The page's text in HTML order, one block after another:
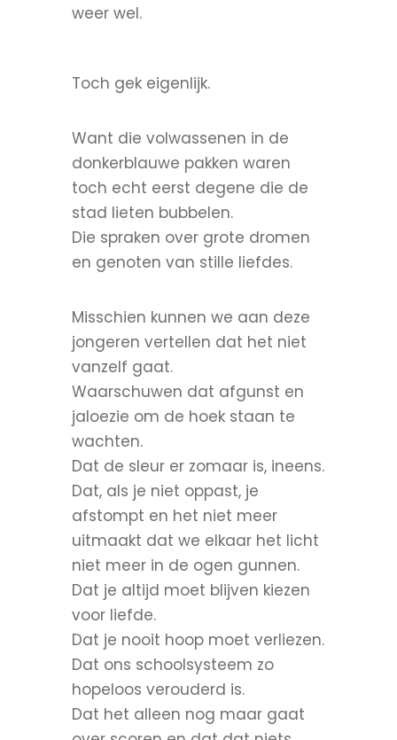
weer wel.
Toch gek eigenlijk.
Want die volwassenen in de
donkerblauwe pakken waren
toch echt eerst degene die de
stad lieten bubbelen.
Die spraken over grote dromen
en genoten van stille liefdes.
Misschien kunnen we aan deze
jongeren vertellen dat het niet
vanzelf gaat.
Waarschuwen dat afgunst en
jaloezie om de hoek staan te
wachten.
Dat de sleur er zomaar is, ineens.
Dat, als je niet oppast, je
afstompt en het niet meer
uitmaakt dat we elkaar het licht
niet meer in de ogen gunnen.
Dat je altijd moet blijven kiezen
voor liefde.
Dat je nooit hoop moet verliezen.
Dat ons schoolsysteem zo
hopeloos verouderd is.
Dat het alleen nog maar gaat